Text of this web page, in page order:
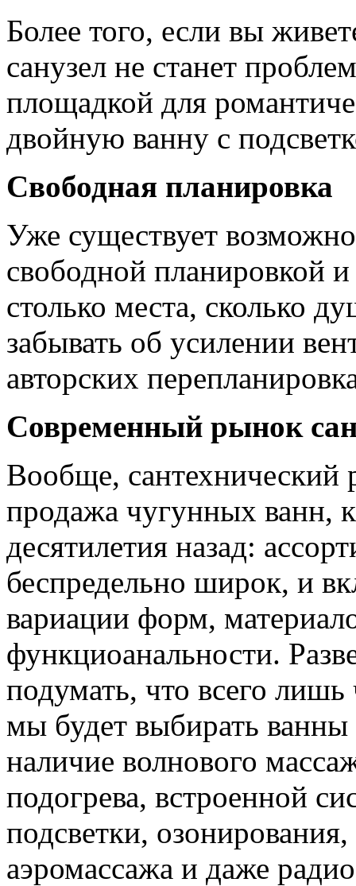
Более того, если вы
санузел не станет
площадкой для
двойную ванну с
Свободная планировка
Уже существует
свободной планировкой
столько места, сколько
забывать об усилении
авторских
Современный рынок
Вообще, сантехнический
продажа чугунных ванн,
десятилетия назад:
беспредельно широк, и
вариации форм,
функциоанальности.
подумать, что всего лишь
мы будет выбирать
наличие волнового
подогрева, встроенной
подсветки,
аэромассажа и даже